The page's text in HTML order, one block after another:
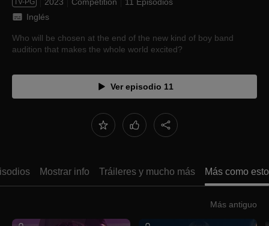
TV-PG
Inglés
Who will be chosen at the end of the new kind of boy band
audition that makes the whole world excited?
Ver episodio 11
Mostrar info Tráileres y mucho más Más como esto
Más antiguo